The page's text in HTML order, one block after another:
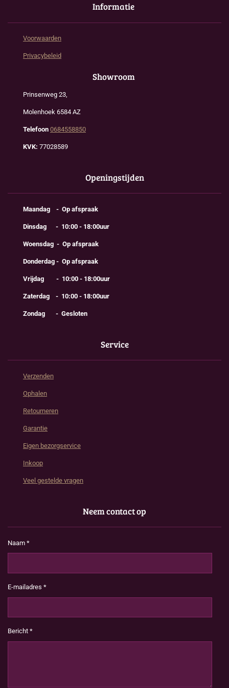
Informatie
Voorwaarden
Privacybeleid
Showroom
Prinsenweg 23,
Molenhoek 6584 AZ
Telefoon 0684558850
KVK: 77028589
Openingstijden
Maandag - Op afspraak
Dinsdag - 10:00 - 18:00uur
Woensdag - Op afspraak
Donderdag - Op afspraak
Vrijdag - 10:00 - 18:00uur
Zaterdag - 10:00 - 18:00uur
Zondag - Gesloten
Service
Verzenden
Ophalen
Retourneren
Garantie
Eigen bezorgservice
Inkoop
Veel gestelde vragen
Neem contact op
Naam *
E-mailadres *
Bericht *